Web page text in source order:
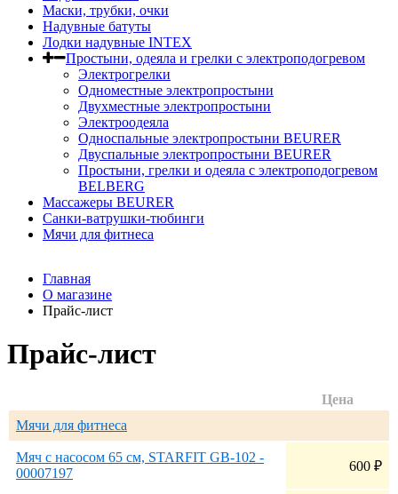
Маски, трубки, очки
Надувные батуты
Лодки надувные INTEX
Простыни, одеяла и грелки с электроподогревом
Электрогрелки
Одноместные электропростыни
Двухместные электропростыни
Электроодеяла
Односпальные электропростыни BEURER
Двуспальные электропростыни BEURER
Простыни, грелки и одеяла с электроподогревом
BELBERG
Массажеры BEURER
Санки-ватрушки-тюбинги
Мячи для фитнеса
Главная
О магазине
Прайс-лист
Прайс-лист
Цена
Мячи для фитнеса
Мяч с насосом 65 см, STARFIT GB-102 -
00007197
600 ₽